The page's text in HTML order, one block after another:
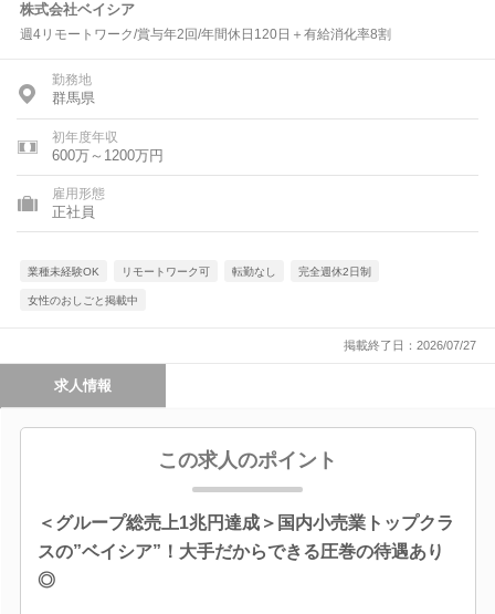
株式会社ベイシア
週4リモートワーク/賞与年2回/年間休日120日＋有給消化率8割
勤務地
群馬県
初年度年収
600万～1200万円
雇用形態
正社員
業種未経験OK リモートワーク可 転勤なし 完全週休2日制
女性のおしごと掲載中
掲載終了日：2026/07/27
求人情報
この求人のポイント
＜グループ総売上1兆円達成＞国内小売業トップクラ
スの”ベイシア”！大手だからできる圧巻の待遇あり
◎